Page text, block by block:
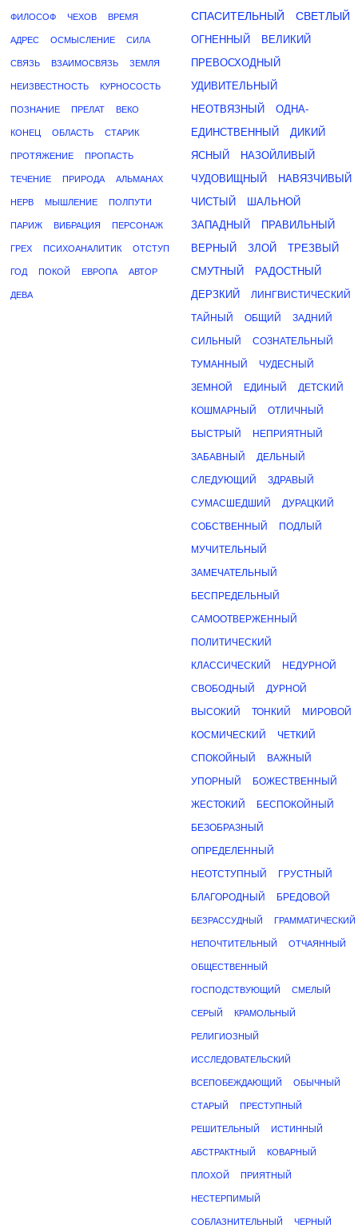
ФИЛОСОФ ЧЕХОВ ВРЕМЯ
АДРЕС ОСМЫСЛЕНИЕ СИЛА
СВЯЗЬ ВЗАИМОСВЯЗЬ ЗЕМЛЯ
НЕИЗВЕСТНОСТЬ КУРНОСОСТЬ
ПОЗНАНИЕ ПРЕЛАТ ВЕКО
КОНЕЦ ОБЛАСТЬ СТАРИК
ПРОТЯЖЕНИЕ ПРОПАСТЬ
ТЕЧЕНИЕ ПРИРОДА АЛЬМАНАХ
НЕРВ МЫШЛЕНИЕ ПОЛПУТИ
ПАРИЖ ВИБРАЦИЯ ПЕРСОНАЖ
ГРЕХ ПСИХОАНАЛИТИК ОТСТУП
ГОД ПОКОЙ ЕВРОПА АВТОР
ДЕВА
СПАСИТЕЛЬНЫЙ
СВЕТЛЫЙ
ОГНЕННЫЙ
ВЕЛИКИЙ
ПРЕВОСХОДНЫЙ
УДИВИТЕЛЬНЫЙ
НЕОТВЯЗНЫЙ
ОДНА-
ЕДИНСТВЕННЫЙ
ДИКИЙ
ЯСНЫЙ
НАЗОЙЛИВЫЙ
ЧУДОВИЩНЫЙ
НАВЯЗЧИВЫЙ
ЧИСТЫЙ
ШАЛЬНОЙ
ЗАПАДНЫЙ
ПРАВИЛЬНЫЙ
ВЕРНЫЙ
ЗЛОЙ
ТРЕЗВЫЙ
СМУТНЫЙ
РАДОСТНЫЙ
ДЕРЗКИЙ
ЛИНГВИСТИЧЕСКИЙ
ТАЙНЫЙ ОБЩИЙ ЗАДНИЙ
СИЛЬНЫЙ СОЗНАТЕЛЬНЫЙ
ТУМАННЫЙ ЧУДЕСНЫЙ
ЗЕМНОЙ ЕДИНЫЙ ДЕТСКИЙ
КОШМАРНЫЙ ОТЛИЧНЫЙ
БЫСТРЫЙ НЕПРИЯТНЫЙ
ЗАБАВНЫЙ ДЕЛЬНЫЙ
СЛЕДУЮЩИЙ ЗДРАВЫЙ
СУМАСШЕДШИЙ ДУРАЦКИЙ
СОБСТВЕННЫЙ ПОДЛЫЙ
МУЧИТЕЛЬНЫЙ
ЗАМЕЧАТЕЛЬНЫЙ
БЕСПРЕДЕЛЬНЫЙ
САМООТВЕРЖЕННЫЙ
ПОЛИТИЧЕСКИЙ
КЛАССИЧЕСКИЙ НЕДУРНОЙ
СВОБОДНЫЙ ДУРНОЙ
ВЫСОКИЙ ТОНКИЙ МИРОВОЙ
КОСМИЧЕСКИЙ ЧЕТКИЙ
СПОКОЙНЫЙ ВАЖНЫЙ
УПОРНЫЙ БОЖЕСТВЕННЫЙ
ЖЕСТОКИЙ БЕСПОКОЙНЫЙ
БЕЗОБРАЗНЫЙ
ОПРЕДЕЛЕННЫЙ
НЕОТСТУПНЫЙ ГРУСТНЫЙ
БЛАГОРОДНЫЙ БРЕДОВОЙ
БЕЗРАССУДНЫЙ ГРАММАТИЧЕСКИЙ
НЕПОЧТИТЕЛЬНЫЙ ОТЧАЯННЫЙ
ОБЩЕСТВЕННЫЙ
ГОСПОДСТВУЮЩИЙ СМЕЛЫЙ
СЕРЫЙ КРАМОЛЬНЫЙ
РЕЛИГИОЗНЫЙ
ИССЛЕДОВАТЕЛЬСКИЙ
ВСЕПОБЕЖДАЮЩИЙ ОБЫЧНЫЙ
СТАРЫЙ ПРЕСТУПНЫЙ
РЕШИТЕЛЬНЫЙ ИСТИННЫЙ
АБСТРАКТНЫЙ КОВАРНЫЙ
ПЛОХОЙ ПРИЯТНЫЙ
НЕСТЕРПИМЫЙ
СОБЛАЗНИТЕЛЬНЫЙ ЧЕРНЫЙ